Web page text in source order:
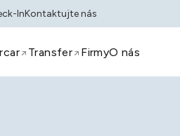
InKontaktujte nás
Transfer FirmyO nás